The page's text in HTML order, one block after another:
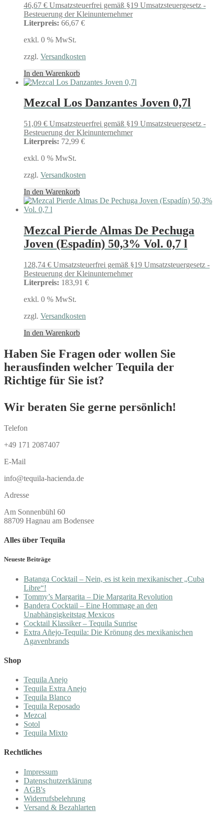
46,67 € Umsatzsteuerfrei gemäß §19 Umsatzsteuergesetz -
Besteuerung der Kleinunternehmer
Literpreis: 66,67 €
exkl. 0 % MwSt.
zzgl. Versandkosten
In den Warenkorb
Mezcal Los Danzantes Joven 0,7l
51,09 € Umsatzsteuerfrei gemäß §19 Umsatzsteuergesetz -
Besteuerung der Kleinunternehmer
Literpreis: 72,99 €
exkl. 0 % MwSt.
zzgl. Versandkosten
In den Warenkorb
Mezcal Pierde Almas De Pechuga
Joven (Espadín) 50,3% Vol. 0,7 l
128,74 € Umsatzsteuerfrei gemäß §19 Umsatzsteuergesetz -
Besteuerung der Kleinunternehmer
Literpreis: 183,91 €
exkl. 0 % MwSt.
zzgl. Versandkosten
In den Warenkorb
Haben Sie Fragen oder wollen Sie
herausfinden welcher Tequila der
Richtige für Sie ist?
Wir beraten Sie gerne persönlich!
Telefon
+49 171 2087407
E-Mail
info@tequila-hacienda.de
Adresse
Am Sonnenbühl 60
88709 Hagnau am Bodensee
Alles über Tequila
Neueste Beiträge
Batanga Cocktail – Nein, es ist kein mexikanischer „Cuba
Libre“!
Tommy’s Margarita – Die Margarita Revolution
Bandera Cocktail – Eine Hommage an den
Unabhängigkeitstag Mexicos
Cocktail Klassiker – Tequila Sunrise
Extra Añejo-Tequila: Die Krönung des mexikanischen
Agavenbrands
Shop
Tequila Anejo
Tequila Extra Anejo
Tequila Blanco
Tequila Reposado
Mezcal
Sotol
Tequila Mixto
Rechtliches
Impressum
Datenschutzerklärung
AGB's
Widerrufsbelehrung
Versand & Bezahlarten